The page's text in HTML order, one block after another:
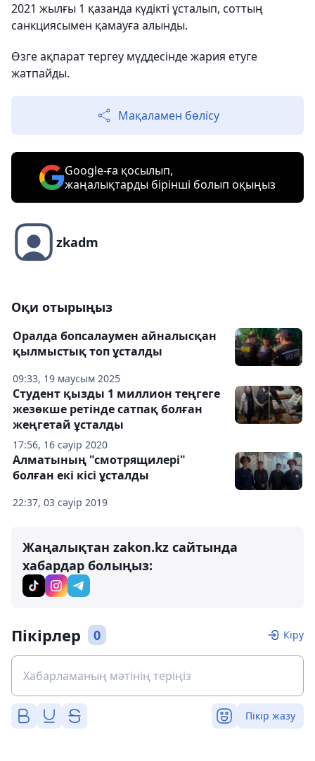
2021 жылғы 1 қазанда күдікті ұсталып, соттың
санкциясымен қамауға алынды.
Өзге ақпарат тергеу мүддесінде жария етуге
жатпайды.
Мақаламен бөлісу
Google-ға қосылып,
жаңалықтарды бірінші болып оқыңыз
zkadm
Оқи отырыңыз
09:33, 19 маусым 2025
Оралда бопсалаумен айналысқан
қылмыстық топ ұсталды
17:56, 16 сәуір 2020
Студент қызды 1 миллион теңгеге
жезөкше ретінде сатпақ болған
жеңгетай ұсталды
22:37, 03 сәуір 2019
Алматының "смотрящилері"
болған екі кісі ұсталды
Жаңалықтан zakon.kz сайтында
хабардар болыңыз:
Пікірлер 0 Кіру
Пікір жазу